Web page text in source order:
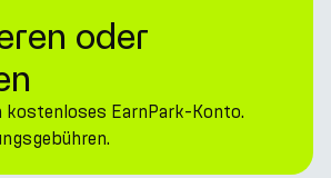
oder
kostenloses EarnPark-Konto.